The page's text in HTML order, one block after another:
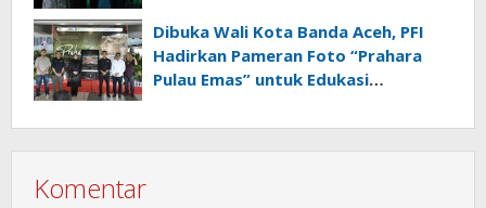
SDM Dimulai dari Desa
Dibuka Wali Kota Banda Aceh, PFI
Hadirkan Pameran Foto “Prahara
Pulau Emas” untuk Edukasi
Komentar